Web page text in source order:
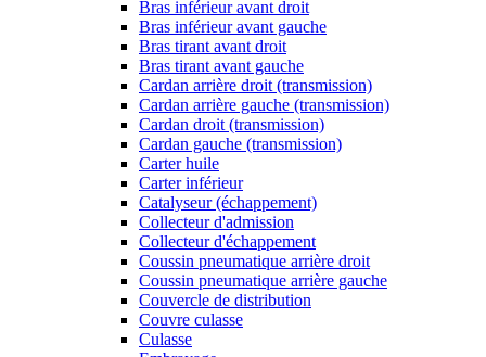
Bras inférieur avant droit
Bras inférieur avant gauche
Bras tirant avant droit
Bras tirant avant gauche
Cardan arrière droit (transmission)
Cardan arrière gauche (transmission)
Cardan droit (transmission)
Cardan gauche (transmission)
Carter huile
Carter inférieur
Catalyseur (échappement)
Collecteur d'admission
Collecteur d'échappement
Coussin pneumatique arrière droit
Coussin pneumatique arrière gauche
Couvercle de distribution
Couvre culasse
Culasse